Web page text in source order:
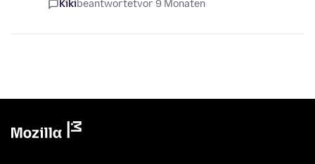
Kikibeantwortetvor 9 Monaten